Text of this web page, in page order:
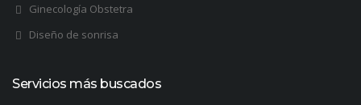
Ginecología Obstetra
Diseño de sonrisa
Servicios más buscados